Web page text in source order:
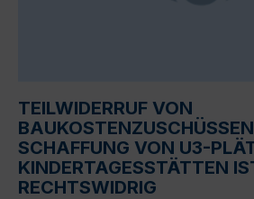
TEILWIDERRUF VON
SCHAFFUNG VON U3-
KINDERTAGESSTÄTTEN
RECHTSWIDRIG